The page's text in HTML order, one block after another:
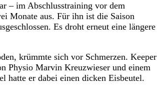
– im Abschlusstraining vor dem
Monate aus. Für ihn ist die Saison
Es droht erneut eine längere
krümmte sich vor Schmerzen. Keeper
Physio Marvin Kreuzwieser und einem
hatte er dabei einen dicken Eisbeutel.